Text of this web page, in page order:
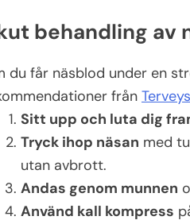
behandling av
du får näsblod under en
från
Sitt upp och luta dig
Tryck ihop näsan med
utan avbrott.
Andas genom munnen
Använd kall kompress